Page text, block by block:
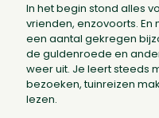
In het begin stond alles
vrienden, enzovoorts.
een aantal gekregen
de guldenroede en
weer uit. Je leert steeds
bezoeken, tuinreizen
lezen.